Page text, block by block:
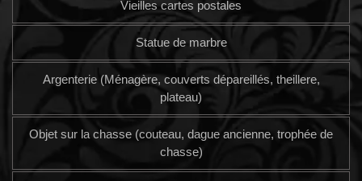
Vieilles cartes postales
Statue de marbre
Argenterie (Ménagère, couverts dépareillés, theillere,
plateau)
Objet sur la chasse (couteau, dague ancienne, trophée de
chasse)